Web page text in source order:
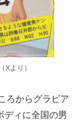
Xより）
ろからグラビア
ディに全国の男